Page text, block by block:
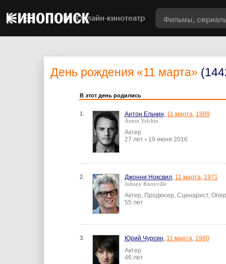
Онлайн-кинотеатр
День рождения «11 марта»
В этот день родились
1. Антон Ельчин, 11 марта, 1989
Anton Yelchin
Актер
27 лет • 19 июня 2016
2. Джонни Ноксвил, 11 марта, 1971
Johnny Knoxville
Актер, Продюсер, Сценарист,
55 лет
3. Юрий Чурсин, 11 марта, 1980
Актер
46 лет